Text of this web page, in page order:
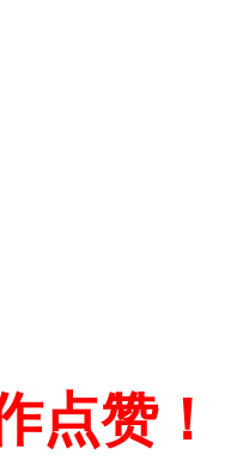
点赞！